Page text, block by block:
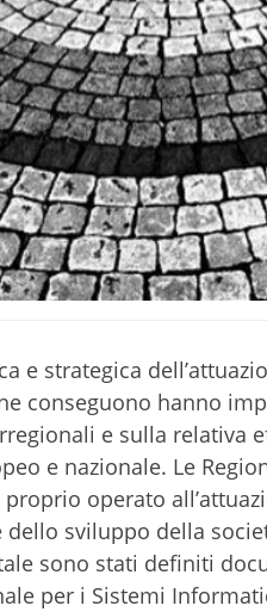
e strategica
conseguono hanno
e sulla relativa
e nazionale. Le
operato
sviluppo della
sono stati definiti
per i Sistemi